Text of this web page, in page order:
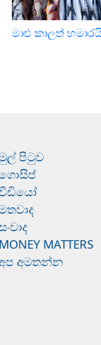
මාළු කාලත්
පිටුව
MATTERS
අමතන්න